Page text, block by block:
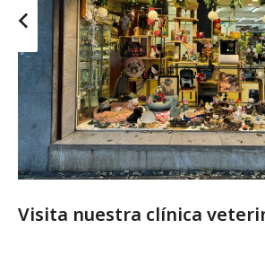
Visita nuestra clínica